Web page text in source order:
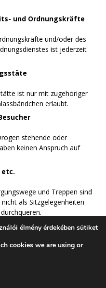
und Ordnungskräfte
und/oder des
ist jederzeit
ist nur mit zugehöriger
erlaubt.
stehende oder
keinen Anspruch auf
etc.
und Treppen sind
als Sitzgelegenheiten
ist nicht erlaubt.
kann zu einem vollständigen
élmény érdekében sütiket
cookies we are using or